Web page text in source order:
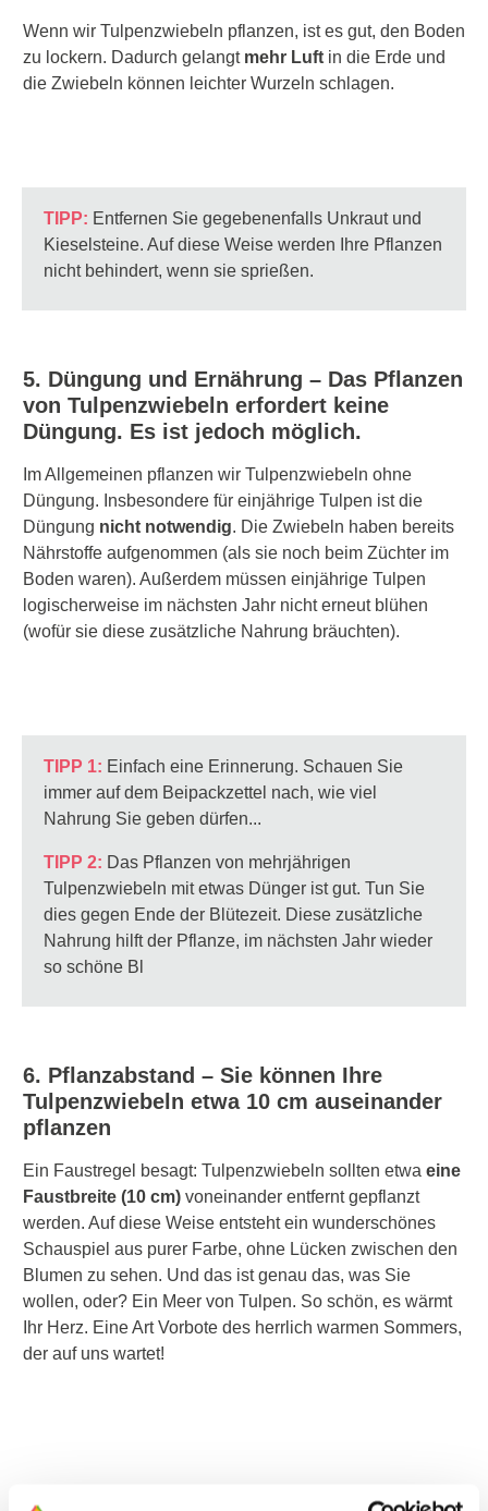
Wenn wir Tulpenzwiebeln pflanzen, ist es gut, den Boden
zu lockern. Dadurch gelangt mehr Luft in die Erde und
die Zwiebeln können leichter Wurzeln schlagen.
TIPP: Entfernen Sie gegebenenfalls Unkrautund
Kieselsteine. Auf diese Weise werden Ihre Pflanzen
nicht behindert, wenn sie sprießen.
5. Düngung und Ernährung – Das Pflanzen
von Tulpenzwiebeln erfordert keine
Düngung. Es ist jedoch möglich.
Im Allgemeinen pflanzen wir Tulpenzwiebeln ohne
Düngung. Insbesondere für einjährige Tulpen ist die
Düngung nicht notwendig. Die Zwiebeln haben bereits
Nährstoffe aufgenommen (als sie noch beim Züchter im
Boden waren). Außerdem müssen einjährige Tulpen
logischerweise im nächsten Jahr nicht erneut blühen
(wofür sie diese zusätzliche Nahrung bräuchten).
TIPP 1: Einfach eine Erinnerung. Schauen Sie
immer auf dem Beipackzettel nach, wie viel
Nahrung Sie geben dürfen...
TIPP 2: Das Pflanzen von mehrjährigen
Tulpenzwiebeln mit etwas Dünger ist gut. Tun Sie
dies gegen Ende der Blütezeit. Diese zusätzliche
Nahrung hilft der Pflanze, im nächsten Jahr wieder
so schöne Bl
6. Pflanzabstand – Sie können Ihre
Tulpenzwiebeln etwa 10 cm auseinander
pflanzen
Ein Faustregel besagt: Tulpenzwiebeln sollten etwa eine
Faustbreite (10 cm) voneinander entfernt gepflanzt
werden. Auf diese Weise entsteht ein wunderschönes
Schauspiel aus purer Farbe, ohne Lücken zwischen den
Blumen zu sehen. Und das ist genau das, was Sie
wollen, oder? Ein Meer von Tulpen. So schön, es wärmt
Ihr Herz. Eine Art Vorbote des herrlich warmen Sommers,
der auf uns wartet!